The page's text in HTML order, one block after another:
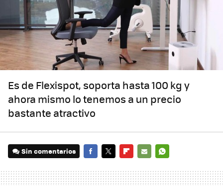
Es de Flexispot, soporta hasta 100 kg y
ahora mismo lo tenemos a un precio
bastante atractivo
Sin comentarios
MAIL